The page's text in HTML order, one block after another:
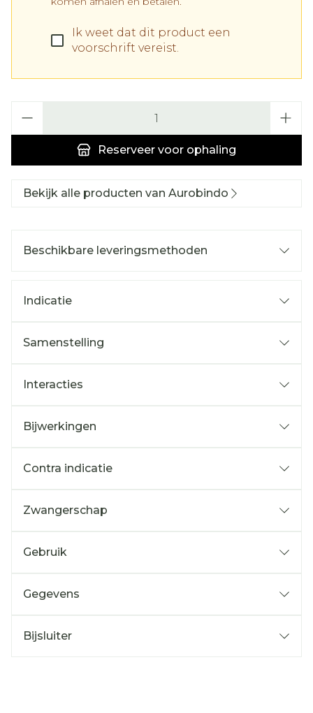
Ik weet dat dit product een
voorschrift vereist.
Reserveer voor ophaling
Bekijk alle producten van Aurobindo
Beschikbare leveringsmethoden
Indicatie
Samenstelling
Interacties
Bijwerkingen
Contra indicatie
Zwangerschap
Gebruik
Gegevens
Bijsluiter